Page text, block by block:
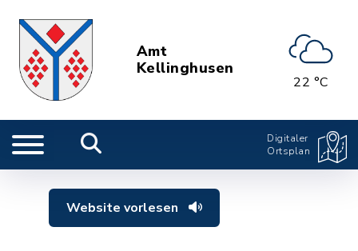
Amt
Kellinghusen
22 °C
Digitaler
Ortsplan
Website vorlesen